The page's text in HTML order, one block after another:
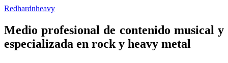
Redhardnheavy
Medio profesional de contenido musical y
especializada en rock y heavy metal